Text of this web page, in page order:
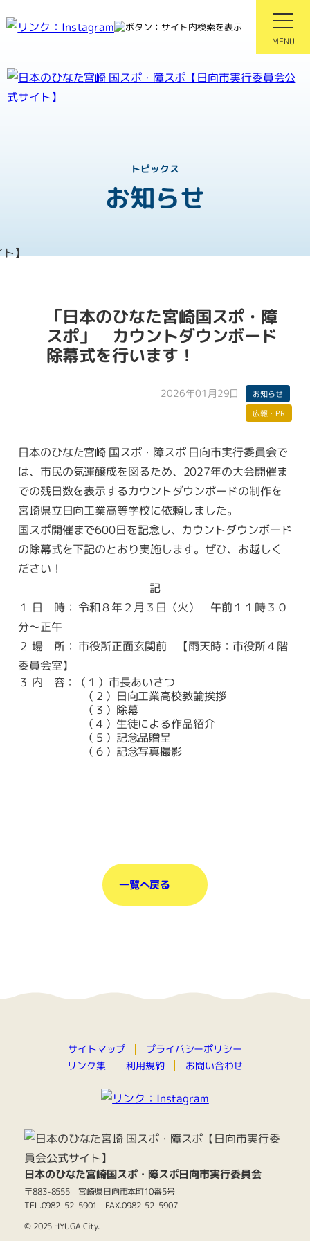
紡ぐ感動 親和となれ
第81回国民スポーツ大会
第26回全国障害者スポーツ大
MENU
お知らせ
トピックス
「日本のひなた宮崎国スポ・障
スポ」 カウントダウンボード
除幕式を行います！
2026年01月29日
お知らせ
広報・PR
日本のひなた宮崎 国スポ・障スポ 日向市実行委員会で
は、市民の気運醸成を図るため、2027年の大会開催ま
での残日数を表示するカウントダウンボードの制作を
宮崎県立日向工業高等学校に依頼しました。
国スポ開催まで600日を記念し、カウントダウンボード
の除幕式を下記のとおり実施します。ぜひ、お越しく
ださい！
記
１ 日 時： 令和８年２月３日（火） 午前１１時３０
分～正午
２ 場 所： 市役所正面玄関前 【雨天時：市役所４階
委員会室】
３ 内 容：（１）市長あいさつ
（２）日向工業高校教諭挨拶
（３）除幕
（４）生徒による作品紹介
（５）記念品贈呈
（６）記念写真撮影
一覧へ戻る
サイトマップ プライバシーポリシー
リンク集 利用規約 お問い合わせ
日本のひなた宮崎国スポ・障スポ日向市実行委員会
〒883-8555 宮崎県日向市本町10番5号
TEL.0982-52-5901 FAX.0982-52-5907
© 2025 HYUGA City.